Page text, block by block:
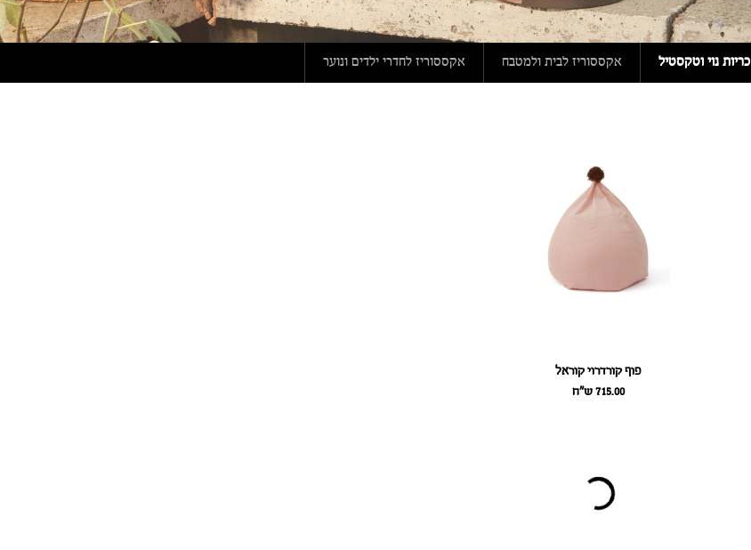
כריות נוי וטקסטיל אקססוריז לבית ולמטבח אקססוריז לחדרי ילדים ונוער
פוף קורדרוי קוראל
715.00 ש״ח